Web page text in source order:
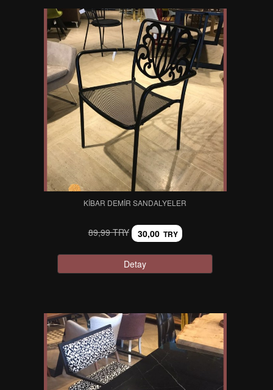
KIBAR DEMIR SANDALYELER
89,99 TRY 30,00 TRY
Detay